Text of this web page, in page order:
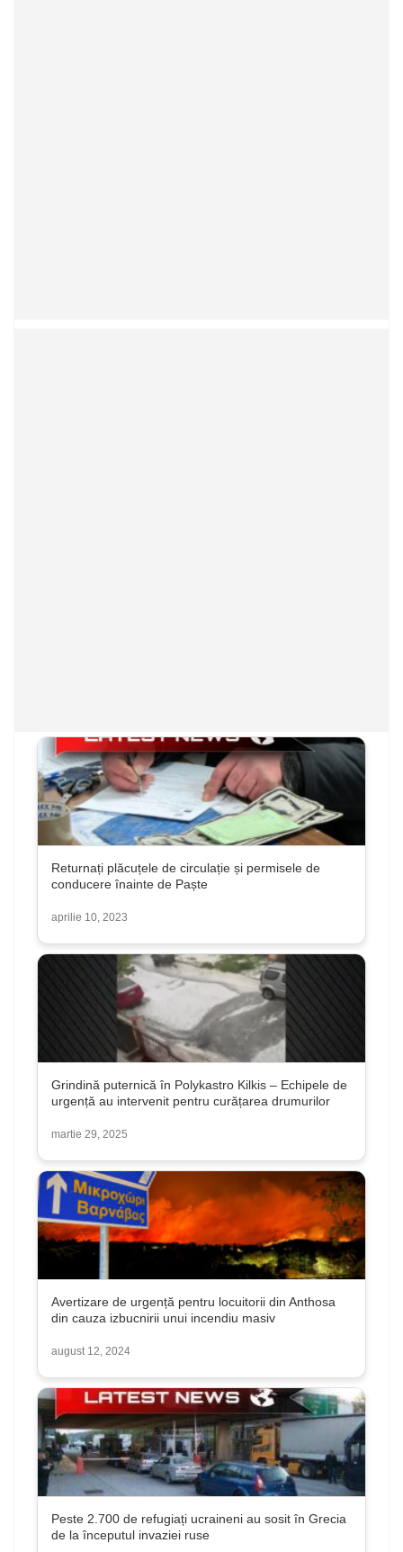
Returnați plăcuțele de circulație și permisele de
conducere înainte de Paște
aprilie 10, 2023
Grindină puternică în Polykastro Kilkis – Echipele de
urgență au intervenit pentru curățarea drumurilor
martie 29, 2025
Avertizare de urgență pentru locuitorii din Anthosa
din cauza izbucnirii unui incendiu masiv
august 12, 2024
Peste 2.700 de refugiați ucraineni au sosit în Grecia
de la începutul invaziei ruse